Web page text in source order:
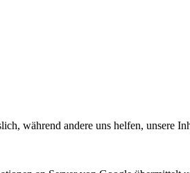
während andere uns helfen, unsere